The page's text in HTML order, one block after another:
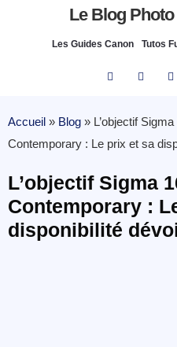
Le Blog Photo
Les Guides Canon Tutos
Accueil » Blog » L’objectif
Contemporary : Le prix et sa
L’objectif Sigma
Contemporary :
disponibilité